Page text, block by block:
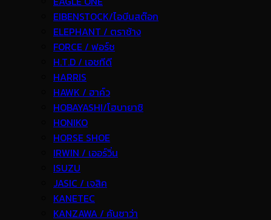
EIBENSTOCK/ไอบีนสต๊อก
ELEPHANT / ตราช้าง
FORCE / ฟอร์ช
H.T.D / เอชทีดี
HARRIS
HAWK / ฮาค์ว
HOBAYASHI/โฮบายาชิ
HONIKO
HORSE SHOE
IRWIN / เออร์วิ่น
ISUZU
JASIC / เจสิค
KANETEC
KANZAWA / คันซาว่า